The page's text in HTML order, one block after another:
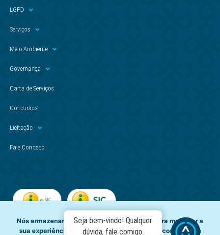
LGPD
Serviços
Meio Ambiente
Governança
Carta de Serviços
Concursos
Licitação
Fale Conosco
Nós armazenamos dados temporariamente para melhorar a
sua experiência de navegação e recomendar conteúdo de
Seja bem-vindo! Qualquer
dúvida, fale comigo.